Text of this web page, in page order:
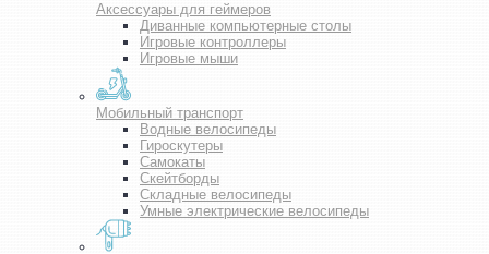
Аксессуары для геймеров
Диванные компьютерные столы
Игровые контроллеры
Игровые мыши
Мобильный транспорт
Водные велосипеды
Гироскутеры
Самокаты
Скейтборды
Складные велосипеды
Умные электрические велосипеды